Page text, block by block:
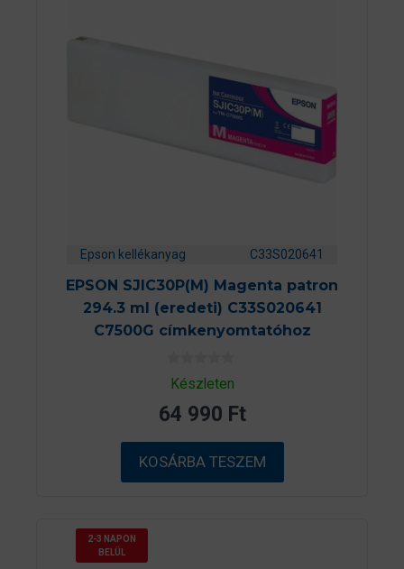
Epson kellékanyag C33S020641
EPSON SJIC30P(M) Magenta patron
294.3 ml (eredeti) C33S020641
C7500G címkenyomtatóhoz
0
a
5
b
ő
l
Készleten
64 990 Ft
KOSÁRBA TESZEM
2-3 NAPON
BELÜL